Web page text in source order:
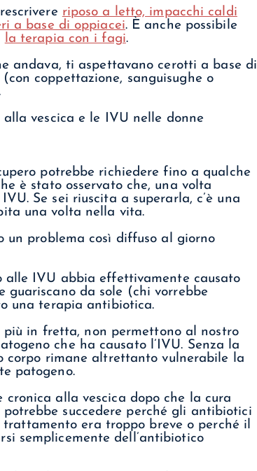
riposo a letto, impacchi caldi
a base di oppiacei. È anche possibile
la terapia con i fagi.
andava, ti aspettavano cerotti a base di
coppettazione, sanguisughe o
potrebbe richiedere fino a qualche
è stato osservato che, una volta
Se sei riuscita a superarla, c’è una
una volta nella vita.
problema così diffuso al giorno
alle IVU abbia effettivamente causato
guariscano da sole (chi vorrebbe
una terapia antibiotica.
in fretta, non permettono al nostro
che ha causato l’IVU. Senza la
corpo rimane altrettanto vulnerabile la
patogeno.
cronica alla vescica dopo che la cura
succedere perché gli antibiotici
era troppo breve o perché il
semplicemente dell’antibiotico